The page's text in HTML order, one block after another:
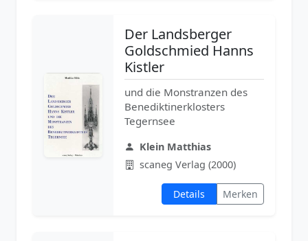
Der Landsberger
Goldschmied Hanns
Kistler
und die Monstranzen des
Benediktinerklosters
Tegernsee
Klein Matthias
scaneg Verlag (2000)
Details Merken